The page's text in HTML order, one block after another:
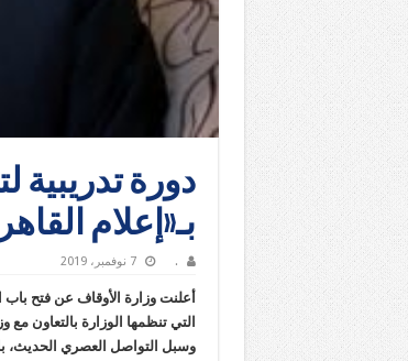
دورة تدريبية
بـ«إعلام
. 7 نوفمبر، 2019
أعلنت وزارة الأوقاف عن فتح
التي تنظمها الوزارة بالتعاون مع
وسبل التواصل العصري الحديث،